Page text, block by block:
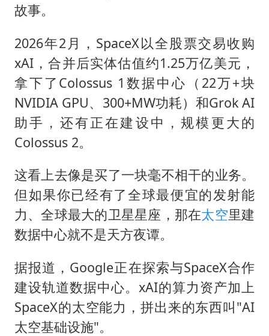
故事。
2026年2月，SpaceX以全股票交易收购
xAI，合并后实体估值约1.25万亿美元，
拿下了Colossus 1数据中心（22万+块
NVIDIA GPU、300+MW功耗）和Grok AI
助手，还有正在建设中，规模更大的
Colossus 2。
这看上去像是买了一块毫不相干的业务。
但如果你已经有了全球最便宜的发射能
力、全球最大的卫星星座，那在太空里建
数据中心就不是天方夜谭。
据报道，Google正在探索与SpaceX合作
建设轨道数据中心。xAI的算力资产加上
SpaceX的太空能力，拼出来的东西叫"AI
太空基础设施"。